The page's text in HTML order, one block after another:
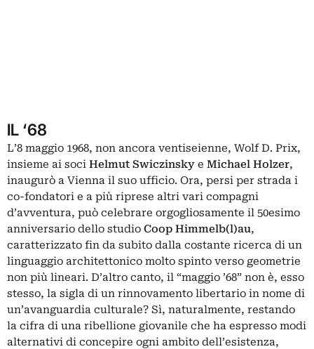
IL ‘68
L’8 maggio 1968, non ancora ventiseienne, Wolf D. Prix,
insieme ai soci Helmut Swiczinsky e Michael Holzer,
inaugurò a Vienna il suo ufficio. Ora, persi per strada i
co-fondatori e a più riprese altri vari compagni
d’avventura, può celebrare orgogliosamente il 50esimo
anniversario dello studio Coop Himmelb(l)au,
caratterizzato fin da subito dalla costante ricerca di un
linguaggio architettonico molto spinto verso geometrie
non più lineari. D’altro canto, il “maggio ’68” non è, esso
stesso, la sigla di un rinnovamento libertario in nome di
un’avanguardia culturale? Sì, naturalmente, restando
la cifra di una ribellione giovanile che ha espresso modi
alternativi di concepire ogni ambito dell’esistenza,